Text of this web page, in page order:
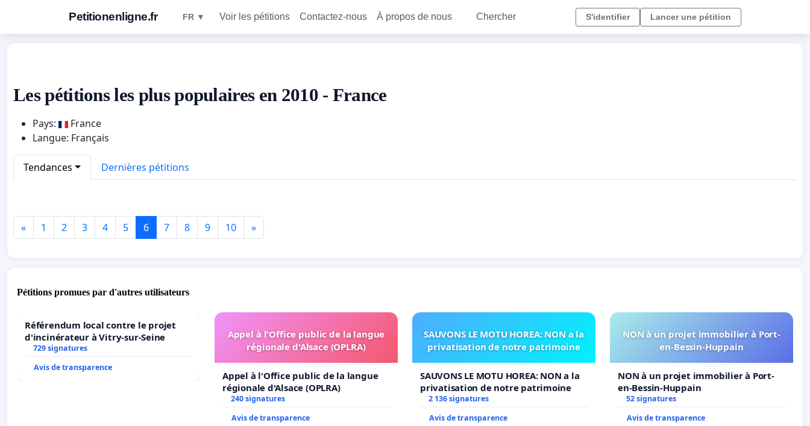
Petitionenligne.fr FR ▼ Voir les pétitions Contactez-nous À propos de nous Chercher S'identifier Lancer une pétition
Les pétitions les plus populaires en 2010 - France
Pays:
France
Langue: Français
Tendances Dernières pétitions
« 1 2 3 4 5 6 7 8 9 10 »
Pétitions promues par d'autres utilisateurs
Référendum local contre le projet
d'incinérateur à Vitry-sur-Seine
729 signatures
Avis de transparence
Appel à l'Office public de la langue
régionale d'Alsace (OPLRA)
Appel à l'Office public de la langue
régionale d'Alsace (OPLRA)
240 signatures
Avis de transparence
SAUVONS LE MOTU HOREA: NON a la
privatisation de notre patrimoine
SAUVONS LE MOTU HOREA: NON a la
privatisation de notre patrimoine
2 136 signatures
Avis de transparence
NON à un projet immobilier à Port-
en-Bessin-Huppain
NON à un projet immobilier à Port-
en-Bessin-Huppain
52 signatures
Avis de transparence